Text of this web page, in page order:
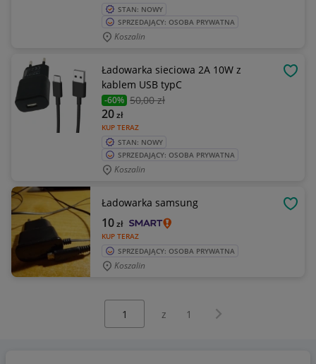
STAN: NOWY
SPRZEDAJĄCY: OSOBA PRYWATNA
Koszalin
Ładowarka sieciowa 2A 10W z
kablem USB typC
-60% 50,00 zł
KUP TERAZ
20zł
STAN: NOWY
SPRZEDAJĄCY: OSOBA PRYWATNA
Koszalin
Ładowarka samsung
KUP TERAZ
10zł
SPRZEDAJĄCY: OSOBA PRYWATNA
Koszalin
z 1 Następna strona